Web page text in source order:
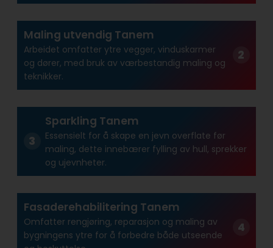
Maling utvendig Tanem
Arbeidet omfatter ytre vegger, vinduskarmer
og dører, med bruk av værbestandig maling og
teknikker.
Sparkling Tanem
Essensielt for å skape en jevn overflate før
maling, dette innebærer fylling av hull, sprekker
og ujevnheter.
Fasaderehabilitering Tanem
Omfatter rengjøring, reparasjon og maling av
bygningens ytre for å forbedre både utseende